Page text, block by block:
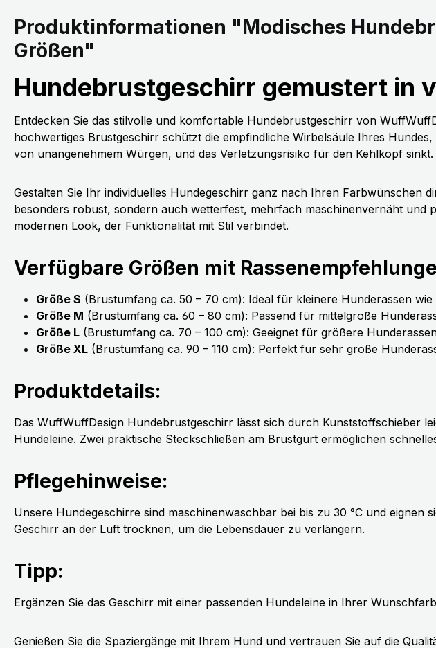
Produktinformationen "Modisches
Größen"
Hundebrustgeschirr gemustert in
Entdecken Sie das stilvolle und komfortable Hundebrustgeschirr von
hochwertiges Brustgeschirr schützt die empfindliche Wirbelsäule Ihres
von unangenehmem Würgen, und das Verletzungsrisiko für den Kehlkopf sinkt.
Gestalten Sie Ihr individuelles Hundegeschirr ganz nach Ihren Farbwünschen
besonders robust, sondern auch wetterfest, mehrfach maschinenvernäht und
modernen Look, der Funktionalität mit Stil verbindet.
Verfügbare Größen mit
Größe S (Brustumfang ca. 50 – 70 cm): Ideal für kleinere Hunderassen wie
Größe M (Brustumfang ca. 60 – 80 cm): Passend für mittelgroße
Größe L (Brustumfang ca. 70 – 100 cm): Geeignet für größere
Größe XL (Brustumfang ca. 90 – 110 cm): Perfekt für sehr große
Produktdetails:
Das WuffWuffDesign Hundebrustgeschirr lässt sich durch Kunststoffschieber
Hundeleine. Zwei praktische Steckschließen am Brustgurt ermöglichen
Pflegehinweise:
Unsere Hundegeschirre sind maschinenwaschbar bei bis zu 30 °C und
Geschirr an der Luft trocknen, um die Lebensdauer zu verlängern.
Tipp:
Ergänzen Sie das Geschirr mit einer passenden Hundeleine in Ihrer
Genießen Sie die Spaziergänge mit Ihrem Hund und vertrauen Sie auf die